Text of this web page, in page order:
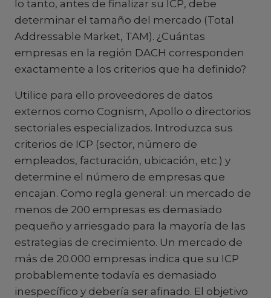
lo tanto, antes de finalizar su ICP, debe
determinar el tamaño del mercado (Total
Addressable Market, TAM). ¿Cuántas
empresas en la región DACH corresponden
exactamente a los criterios que ha definido?
Utilice para ello proveedores de datos
externos como Cognism, Apollo o directorios
sectoriales especializados. Introduzca sus
criterios de ICP (sector, número de
empleados, facturación, ubicación, etc.) y
determine el número de empresas que
encajan. Como regla general: un mercado de
menos de 200 empresas es demasiado
pequeño y arriesgado para la mayoría de las
estrategias de crecimiento. Un mercado de
más de 20.000 empresas indica que su ICP
probablemente todavía es demasiado
inespecífico y debería ser afinado. El objetivo